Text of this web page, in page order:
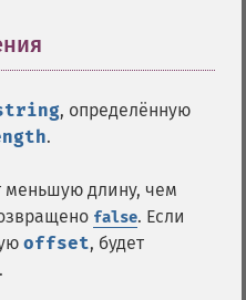
, определённую
.
меньшую длину, чем
false. Если
offset, будет